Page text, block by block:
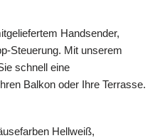
Handsender,
Steuerung. Mit unserem
schnell eine
Balkon oder Ihre Terrasse.
Hellweiß,